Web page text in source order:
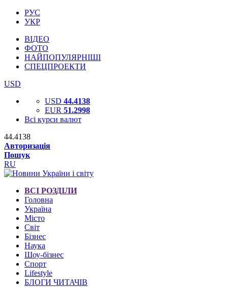
РУС
УКР
ВІДЕО
ФОТО
НАЙПОПУЛЯРНІШІ
СПЕЦПРОЕКТИ
USD
USD 44.4138
EUR 51.2998
Всі курси валют
44.4138
Авторизація
Пошук
RU
ВСІ РОЗДІЛИ
Головна
Україна
Місто
Світ
Бізнес
Наука
Шоу-бізнес
Спорт
Lifestyle
БЛОГИ ЧИТАЧІВ